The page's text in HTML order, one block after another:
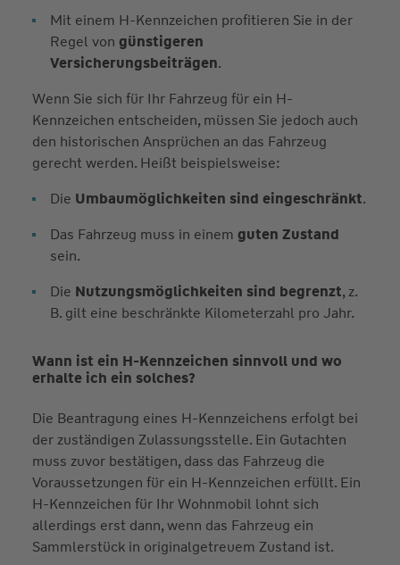
Mit einem H-Kennzeichen profitieren Sie in der
Regel von günstigeren
Versicherungsbeiträgen.
Wenn Sie sich für Ihr Fahrzeug für ein H-
Kennzeichen entscheiden, müssen Sie jedoch auch
den historischen Ansprüchen an das Fahrzeug
gerecht werden. Heißt beispielsweise:
Die Umbaumöglichkeiten sind eingeschränkt.
Das Fahrzeug muss in einem guten Zustand
sein.
Die Nutzungsmöglichkeiten sind begrenzt, z.
B. gilt eine beschränkte Kilometerzahl pro Jahr.
Wann ist ein H-Kenn­zeichen sinnvoll und wo
erhalte ich ein solches?
Die Beantragung eines H-Kennzeichens erfolgt bei
der zuständigen Zulassungsstelle. Ein Gutachten
muss zuvor bestätigen, dass das Fahrzeug die
Voraussetzungen für ein H-Kennzeichen erfüllt. Ein
H-Kennzeichen für Ihr Wohn­mobil lohnt sich
allerdings erst dann, wenn das Fahr­zeug ein
Sammlerstück in original­getreuem Zustand ist.